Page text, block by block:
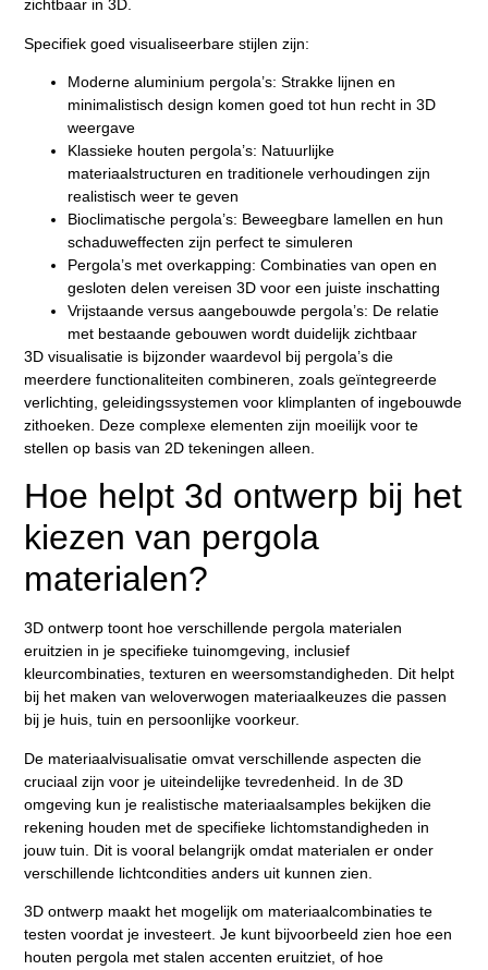
zichtbaar in 3D.
Specifiek goed visualiseerbare stijlen zijn:
Moderne aluminium pergola’s: Strakke lijnen en
minimalistisch design komen goed tot hun recht in 3D
weergave
Klassieke houten pergola’s: Natuurlijke
materiaalstructuren en traditionele verhoudingen zijn
realistisch weer te geven
Bioclimatische pergola’s: Beweegbare lamellen en hun
schaduweffecten zijn perfect te simuleren
Pergola’s met overkapping: Combinaties van open en
gesloten delen vereisen 3D voor een juiste inschatting
Vrijstaande versus aangebouwde pergola’s: De relatie
met bestaande gebouwen wordt duidelijk zichtbaar
3D visualisatie is bijzonder waardevol bij pergola’s die
meerdere functionaliteiten combineren, zoals geïntegreerde
verlichting, geleidingssystemen voor klimplanten of ingebouwde
zithoeken. Deze complexe elementen zijn moeilijk voor te
stellen op basis van 2D tekeningen alleen.
Hoe helpt 3d ontwerp bij het
kiezen van pergola
materialen?
3D ontwerp toont hoe verschillende pergola materialen
eruitzien in je specifieke tuinomgeving, inclusief
kleurcombinaties, texturen en weersomstandigheden. Dit helpt
bij het maken van weloverwogen materiaalkeuzes die passen
bij je huis, tuin en persoonlijke voorkeur.
De materiaalvisualisatie omvat verschillende aspecten die
cruciaal zijn voor je uiteindelijke tevredenheid. In de 3D
omgeving kun je realistische materiaalsamples bekijken die
rekening houden met de specifieke lichtomstandigheden in
jouw tuin. Dit is vooral belangrijk omdat materialen er onder
verschillende lichtcondities anders uit kunnen zien.
3D ontwerp maakt het mogelijk om materiaalcombinaties te
testen voordat je investeert. Je kunt bijvoorbeeld zien hoe een
houten pergola met stalen accenten eruitziet, of hoe